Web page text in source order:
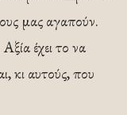
μας αγαπούν.
έχει το να
κι αυτούς, που